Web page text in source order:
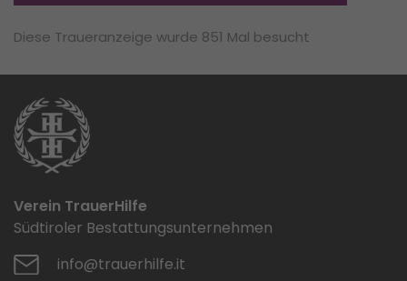
Diese Traueranzeige wurde 851 Mal besucht
Verein TrauerHilfe
Südtiroler Bestattungsunternehmen
info@trauerhilfe.it